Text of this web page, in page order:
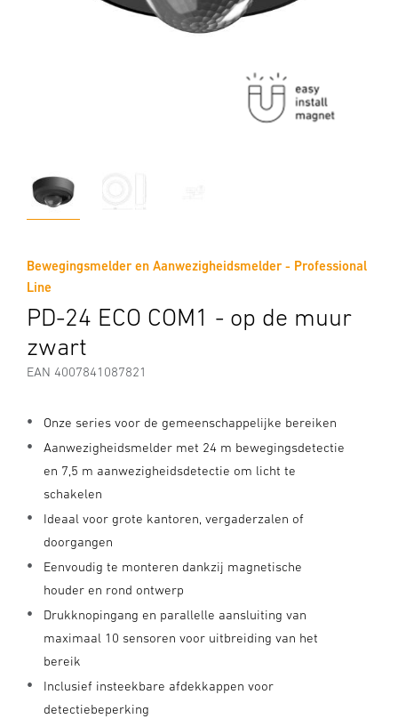
Bewegingsmelder en Aanwezigheidsmelder - Professional
Line
PD-24 ECO COM1 - op de muur
zwart
EAN 4007841087821
Onze series voor de gemeenschappelijke bereiken
Aanwezigheidsmelder met 24 m bewegingsdetectie
en 7,5 m aanwezigheidsdetectie om licht te
schakelen
Ideaal voor grote kantoren, vergaderzalen of
doorgangen
Eenvoudig te monteren dankzij magnetische
houder en rond ontwerp
Drukknopingang en parallelle aansluiting van
maximaal 10 sensoren voor uitbreiding van het
bereik
Inclusief insteekbare afdekkappen voor
detectiebeperking